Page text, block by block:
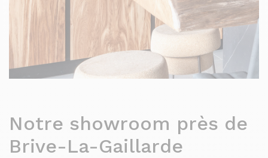
Notre showroom près de
Brive-La-Gaillarde